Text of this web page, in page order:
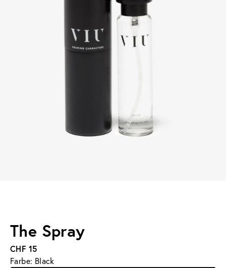
The Spray
CHF 15
Farbe: Black